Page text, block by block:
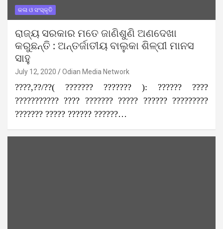
କଳା ଓ ସଂସ୍କୃତି
ରାଜ୍ୟ ସରକାର ମତେ ଜାଣିଶୁଣି ଅଣଦେଖା
କରୁଛନ୍ତି : ଅନ୍ତର୍ଜାତୀୟ ବାଲୁକା ଶିଳ୍ପୀ ମାନସ
ସାହୁ
July 12, 2020 Odian Media Network
????,??/??( ??????? ??????? ): ?????? ????
??????????? ???? ??????? ????? ?????? ?????????
??????? ????? ?????? ??????…